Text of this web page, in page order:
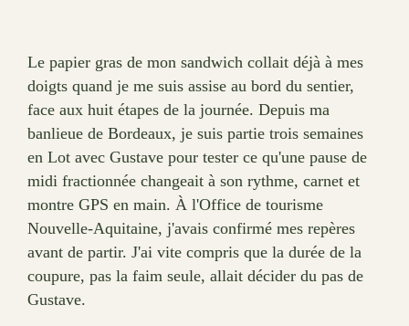
Le papier gras de mon sandwich collait déjà à mes
doigts quand je me suis assise au bord du sentier,
face aux huit étapes de la journée. Depuis ma
banlieue de Bordeaux, je suis partie trois semaines
en Lot avec Gustave pour tester ce qu'une pause de
midi fractionnée changeait à son rythme, carnet et
montre GPS en main. À l'Office de tourisme
Nouvelle-Aquitaine, j'avais confirmé mes repères
avant de partir. J'ai vite compris que la durée de la
coupure, pas la faim seule, allait décider du pas de
Gustave.